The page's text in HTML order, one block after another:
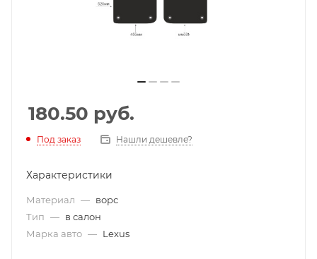
180.50 руб.
Под заказ Нашли дешевле?
Характеристики
Материал — ворс
Тип — в салон
Марка авто — Lexus